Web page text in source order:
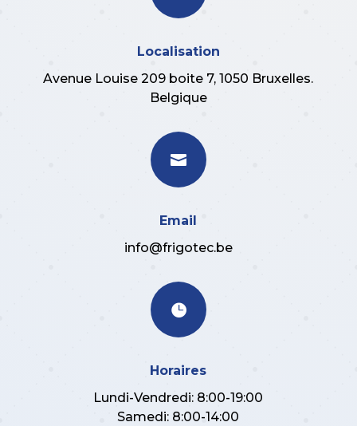
Localisation
Avenue Louise 209 boite 7, 1050 Bruxelles.
Belgique

Email
info@frigotec.be

Horaires
Lundi-Vendredi: 8:00-19:00
Samedi: 8:00-14:00